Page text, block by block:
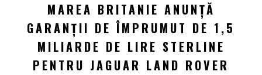
MAREA BRITANIE ANUNȚĂ
GARANȚII DE ÎMPRUMUT DE 1,5
MILIARDE DE LIRE STERLINE
PENTRU JAGUAR LAND ROVER